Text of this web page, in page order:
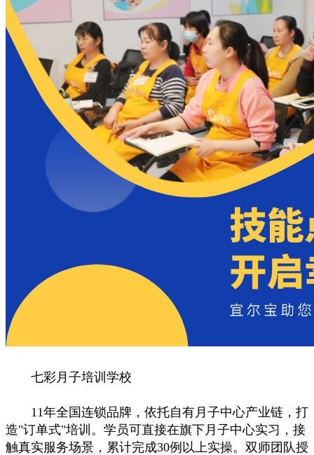
七彩月子培训学校
11年全国连锁品牌，依托自有月子中心产业链，打
造"订单式"培训。学员可直接在旗下月子中心实习，接
触真实服务场景，累计完成30例以上实操。双师团队授